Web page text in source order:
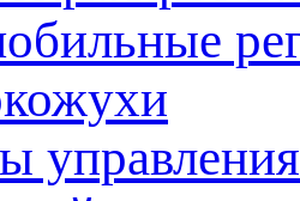
управления